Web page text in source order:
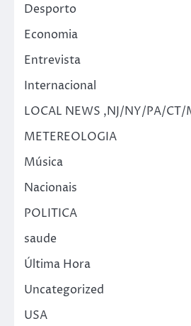
Desporto
Economia
Entrevista
Internacional
LOCAL NEWS ,NJ/NY/PA/CT/
METEREOLOGIA
Música
Nacionais
POLITICA
saude
Última Hora
Uncategorized
USA